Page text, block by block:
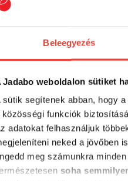
Beleegyezés
Jadabo weboldalon sütiket
sütik segítenek abban, hogy
közösségi funkciók
adatokat felhasználjuk
neked a jövőben
meg számunkra
soha
Hololumelume
Kiemelkedő tartósság
Kompakt, könnyen
csuka, pisztráng
kopás- és korrózióálló
számára ideális